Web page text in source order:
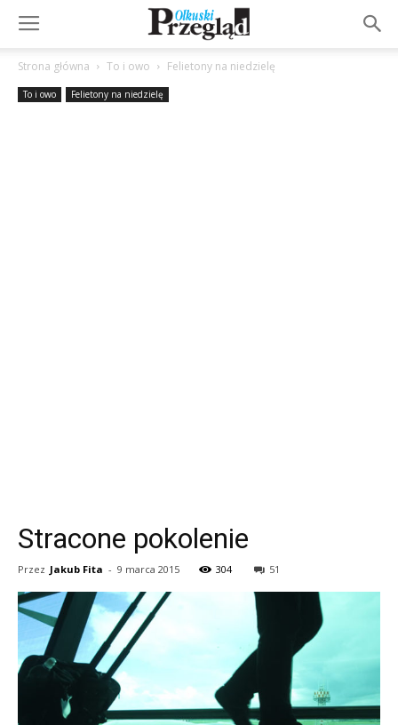
Strona główna To i owo Felietony na niedzielę
To i owo Felietony na niedzielę
Stracone pokolenie
Przez Jakub Fita - 9 marca 2015 304 51